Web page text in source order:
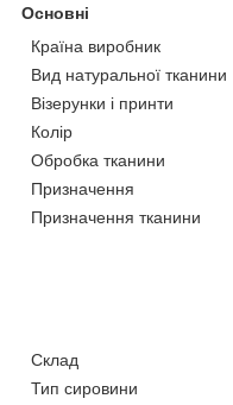
Основні
Країна виробник
Вид натуральної тканини
Візерунки і принти
Колір
Обробка тканини
Призначення
Призначення тканини
Склад
Тип сировини